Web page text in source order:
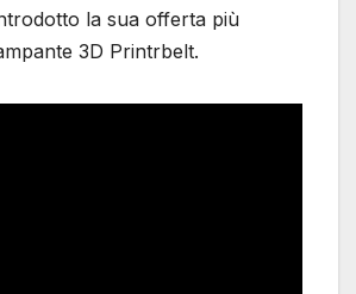
la sua offerta più
3D Printrbelt.